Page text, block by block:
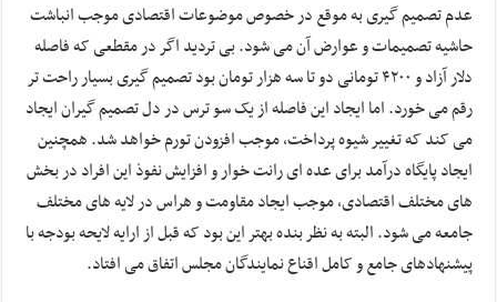
عدم تصمیم گیری به موقع در خصوص موضوعات اقتصادی موجب انباشت
حاشیه تصمیمات و عوارض آن می شود. بی تردید اگر در مقطعی که فاصله
دلار آزاد و ۴۲۰۰ تومانی دو تا سه هزار تومان بود تصمیم گیری بسیار راحت تر
رقم می خورد. اما ایجاد این فاصله از یک سو ترس در دل تصمیم گیران ایجاد
می کند که تغییر شیوه پرداخت، موجب افزودن تورم خواهد شد. همچنین
ایجاد پایگاه درآمد برای عده ای رانت خوار و افزایش نفوذ این افراد در بخش
های مختلف اقتصادی، موجب ایجاد مقاومت و هراس در لایه های مختلف
جامعه می شود. البته به نظر بنده بهتر این بود که قبل از ارایه لایحه بودجه با
پیشنهادهای جامع و کامل اقناع نمایندگان مجلس اتفاق می افتاد.